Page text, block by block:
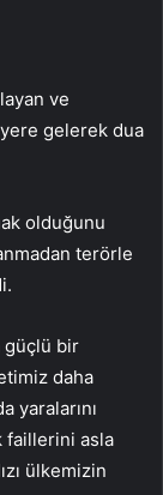
ve
gelerek dua
olduğunu
terörle
güçlü bir
daha
yaralarını
faillerini asla
ülkemizin